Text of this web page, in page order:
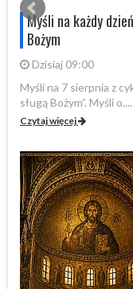
Myśli na każdy
Bożym
Dzisiaj 09:00
Myśli na 7 sierpnia z
sługą Bożym”. Myśli o....
Czytaj więcej